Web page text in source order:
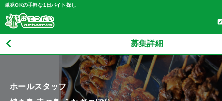
単発OKの手軽な1日バイト探し
募集詳細
ホールスタッフ